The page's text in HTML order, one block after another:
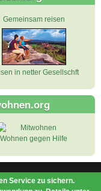
Gemeinsam reisen
in netter Gesellschft
Wohnen gegen Hilfe
Service zu sichern.